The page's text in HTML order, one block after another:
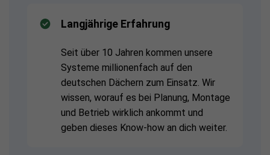
Langjährige Erfahrung
Seit über 10 Jahren kommen unsere
Systeme millionenfach auf den
deutschen Dächern zum Einsatz. Wir
wissen, worauf es bei Planung, Montage
und Betrieb wirklich ankommt und
geben dieses Know-how an dich weiter.